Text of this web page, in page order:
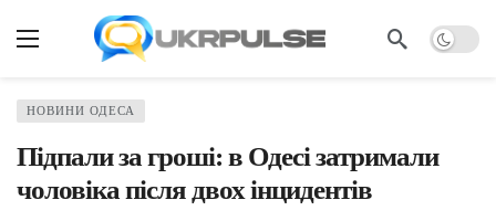
НОВИНИ ОДЕСА
Підпали за гроші: в Одесі затримали
чоловіка після двох інцидентів